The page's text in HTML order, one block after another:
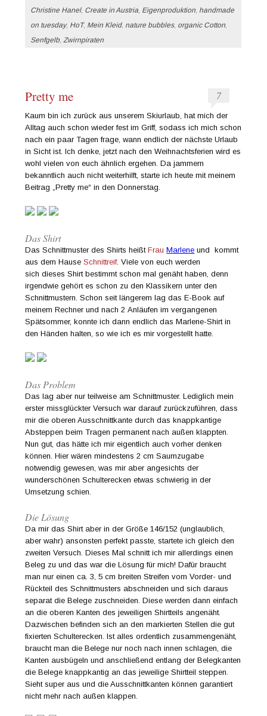
Christine Hanel, Create in Austria Eigenproduktion handmade
on tuesday, HoT, Mein Kleid, nature bubbles, organic Cotton
Senfgelb, Zwirnpiraten
Pretty me 7
Kaum bin ich zurück aus unserem Skiurlaub, hat mich der
Alltag auch schon wieder fest im Griff, sodass ich mich schon
nach ein paar Tagen frage, wann endlich der nächste Urlaub
in Sicht ist. Ich denke, jetzt nach den Weihnachtsferien wird es
wohl vielen von euch ähnlich ergehen. Da jammern
bekanntlich auch nicht weiterhilft, starte ich heute mit meinem
Beitrag „Pretty me“ in den Donnerstag.
Das Shirt
Das Schnittmuster des Shirts heißtFrauMarlene und kommt
aus dem HauseSchnittreif. Viele von euch werden
sich dieses Shirt bestimmt schon mal genäht haben, denn
irgendwie gehört es schon zu den Klassikern unter den
Schnittmustern. Schon seit längerem lag das E-Book auf
meinem Rechner und nach 2 Anläufen im vergangenen
Spätsommer, konnte ich dann endlich das Marlene-Shirt in
den Händen halten, so wie ich es mir vorgestellt hatte.
Das Problem
Das lag aber nur teilweise am Schnittmuster. Lediglich mein
erster missglückter Versuch war darauf zurückzuführen, dass
mir die oberen Ausschnittkante durch das knappkantige
Absteppen beim Tragen permanent nach außen klappten.
Nun gut, das hätte ich mir eigentlich auch vorher denken
können. Hier wären mindestens 2 cm Saumzugabe
notwendig gewesen, was mir aber angesichts der
wunderschönen Schulterecken etwas schwierig in der
Umsetzung schien.
Die Lösung
Da mir das Shirt aber in der Größe 146/152 (unglaublich,
aber wahr) ansonsten perfekt passte, startete ich gleich den
zweiten Versuch. Dieses Mal schnitt ich mir allerdings einen
Beleg zu und das war die Lösung für mich! Dafür braucht
man nur einen ca. 3, 5 cm breiten Streifen vom Vorder- und
Rückteil des Schnittmusters abschneiden und sich daraus
separat die Belege zuschneiden. Diese werden dann einfach
an die oberen Kanten des jeweiligen Shirtteils angenäht.
Dazwischen befinden sich an den markierten Stellen die gut
fixierten Schulterecken. Ist alles ordentlich zusammengenäht,
braucht man die Belege nur noch nach innen schlagen, die
Kanten ausbügeln und anschließend entlang der Belegkanten
die Belege knappkantig an das jeweilige Shirtteil steppen.
Sieht super aus und die Ausschnittkanten können garantiert
nicht mehr nach außen klappen.